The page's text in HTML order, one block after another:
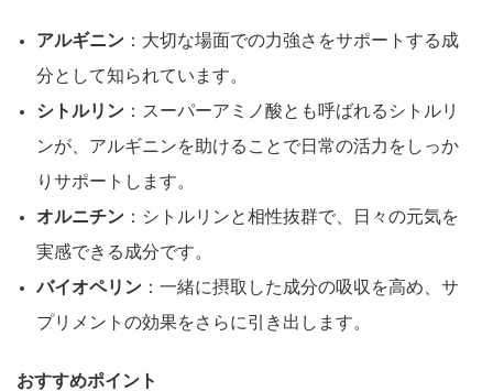
アルギニン ：大切な場面での力強さをサポートする成
分として知られています。
シトルリン ：スーパーアミノ酸とも呼ばれるシトルリ
ンが、アルギニンを助けることで日常の活力をしっか
りサポートします。
オルニチン ：シトルリンと相性抜群で、日々の元気を
実感できる成分です。
バイオペリン ：一緒に摂取した成分の吸収を高め、サ
プリメントの効果をさらに引き出します。
おすすめポイント